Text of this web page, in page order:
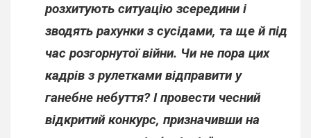
розхитують ситуацію зсередини і
зводять рахунки з сусідами, та ще й під
час розгорнутої війни. Чи не пора цих
кадрів з рулетками відправити у
ганебне небуття? І провести чесний
відкритий конкурс, призначивши на